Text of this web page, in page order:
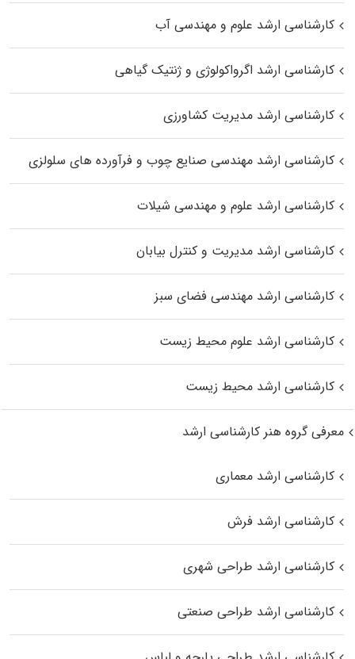
کارشناسی ارشد علوم و مهندسی آب
کارشناسی ارشد اگرواکولوژی و ژنتیک گیاهی
کارشناسی ارشد مدیریت کشاورزی
کارشناسی ارشد مهندسی صنایع چوب و فرآورده‌ های سلولزی
کارشناسی ارشد علوم و مهندسی شیلات
کارشناسی ارشد مدیریت و کنترل بیابان
کارشناسی ارشد مهندسی فضای سبز
کارشناسی ارشد علوم محیط‌ زیست
کارشناسی ارشد محیط زیست
معرفی گروه هنر کارشناسی ارشد
کارشناسی ارشد معماری
کارشناسی ارشد فرش
کارشناسی ارشد طراحی شهری
کارشناسی ارشد طراحی صنعتی